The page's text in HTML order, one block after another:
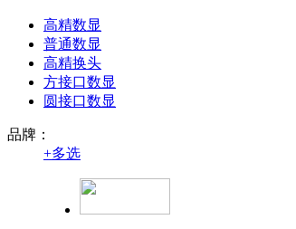
高精数显
普通数显
高精换头
方接口数显
圆接口数显
品牌：
+多选